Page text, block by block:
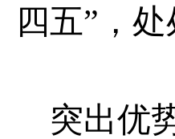
四五”，
突出优